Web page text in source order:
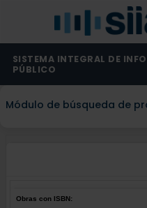
SISTEMA INTEGRAL DE
PÚBLICO
Módulo de búsqueda de
Obras con ISBN: